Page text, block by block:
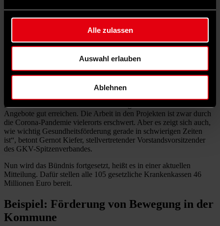
Alle zulassen
Auswahl erlauben
Ablehnen
Auf X teilen
0 Kommentare Dark Mode
Seit dem Jahr 2019 gibt es das Bündnis für Gesundheit der
gesetzlichen Krankenversicherungen, um Strukturen aufzubauen,
die förderlich für die Gesundheit sind. „Die Zusammenarbeit mit
den Städten und Kreisen ist ein zentrales Anliegen der gesetzlichen
in belastenden Lebenssituationen durch gesundheitsfördernde
Angebote gut erreichen. Die Arbeit in den Projekten ist zwar durch
die Corona-Pandemie vielerorts erschwert. Aber es zeigt sich auch,
wie wichtig Gesundheitsförderung gerade in schwierigen Zeiten
ist“, betont Gernot Kiefer, stellvertretender Vorstandsvorsitzender
des GKV-Spitzenverbandes.
Nun wird das Bündnis fortgesetzt, heißt es in einer aktuellen
Mitteilung. Dafür stellen alle 105 gesetzliche Krankenkassen 46
Millionen Euro bereit.
Beispiel: Förderung von Bewegung in der
Kommune